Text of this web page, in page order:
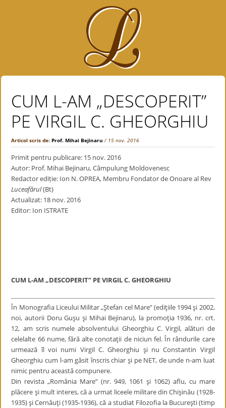
CUM L-AM „DESCOPERIT”
PE VIRGIL C. GHEORGHIU
Articol scris de:Prof. Mihai Bejinaru / 15 nov. 2016
Primit pentru publicare: 15 nov. 2016
Autor: Prof. Mihai Bejinaru, Câmpulung Moldovenesc
Redactor ediție: Ion N. OPREA, Membru Fondator de Onoare al Rev
Luceafărul(Bt)
Actualizat: 18 nov. 2016
Editor: Ion ISTRATE
CUM L-AM „DESCOPERIT” PE VIRGIL C. GHEORGHIU
În Monografia Liceului Militar „Ştefan cel Mare” (ediţiile 1994 şi 2002,
noi, autorii Doru Guşu şi Mihai Bejinaru), la promoţia 1936, nr. crt.
12, am scris numele absolventului Gheorghiu C. Virgil, alături de
celelalte 66 nume, fără alte conotaţii de niciun fel. În rândurile care
urmează îl voi numi Virgil C. Gheorghiu şi nu Constantin Virgil
Gheorghiu cum l-am găsit înscris chiar şi pe NET, de unde n-am luat
nimic pentru această compunere.
Din revista „România Mare” (nr. 949, 1061 şi 1062) aflu, cu mare
plăcere şi mult interes, că a urmat liceele militare din Chişinău (1928-
1935) şi Cernăuţi (1935-1936), că a studiat Filozofia la Bucureşti (timp